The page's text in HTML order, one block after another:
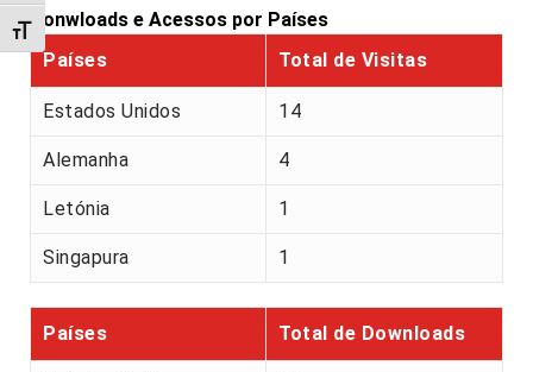
Alternar tamanho da fonte
Donwloads e Acessos por Países
Países
Total de Visitas
Estados Unidos 14
Alemanha 4
Letónia 1
Singapura 1
Países Total de Downloads